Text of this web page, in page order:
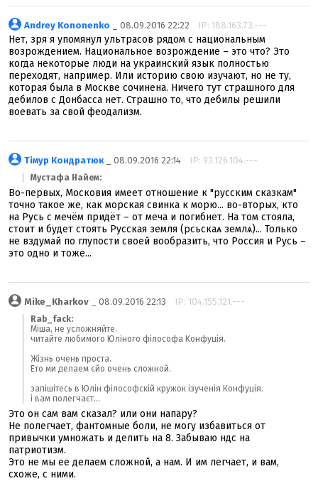
Andrey Kononenko _ 08.09.2016 22:22 IP: 188.163.73.---
Нет, зря я упомянул ультрасов рядом с национальным
возрождением. Национальное возрождение – это что? Это
когда некоторые люди на украинский язык полностью
переходят, например. Или историю свою изучают, но не ту,
которая была в Москве сочинена. Ничего тут страшного для
дебилов с Донбасса нет. Страшно то, что дебилы решили
воевать за свой феодализм.
Тімур Кондратюк_ 08.09.2016 22:14 IP: 93.126.104.---
Мустафа Найем:
Во-первых, Московия имеет отношение к "русским сказкам"
точно такое же, как морская свинка к морю... во-вторых, кто
на Русь с мечём придёт – от меча и погибнет. На том стояла,
стоит и будет стоять Русская земля (рѹсьскаѧ землѧ)... Только
не вздумай по глупости своей вообразить, что Россия и Русь –
это одно и тоже...
Mike_Kharkov _ 08.09.2016 22:13 IP: 104.155.121.---
Rab_fack:
Міша, не усложняйте.
читайте любимого Юліного філософа Конфуція.
Жізнь очень проста.
Ето ми делаем єйо очень сложной.
запішітесь в Юлін філософскій кружок ізученія Конфуція.
і вам полегчаєт...
Это он сам вам сказал? или они напару?
Не полегчает, фантомные боли, не могу избавиться от
привычки умножать и делить на 8. Забываю ндс на
патриотизм.
Это не мы ее делаем сложной, а нам. И им легчает, и вам,
схоже, с ними.